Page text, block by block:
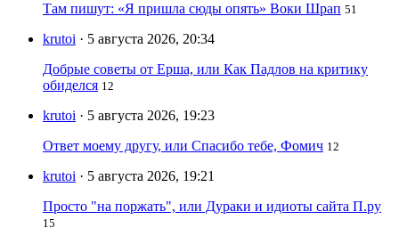
Там пишут: «Я пришла сюды опять» Воки Шрап 51
krutoi · 5 августа 2026, 20:34
Добрые советы от Ерша, или Как Падлов на критику
обиделся 12
krutoi · 5 августа 2026, 19:23
Ответ моему другу, или Спасибо тебе, Фомич 12
krutoi · 5 августа 2026, 19:21
Просто "на поржать", или Дураки и идиоты сайта П.ру
15